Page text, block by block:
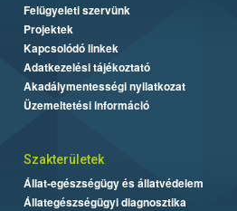
Felügyeleti szervünk
Projektek
Kapcsolódó linkek
Adatkezelési tájékoztató
Akadálymentességi nyilatkozat
Üzemeltetési információ
Szakterületek
Állat-egészségügy és állatvédelem
Állategészségügyi diagnosztika